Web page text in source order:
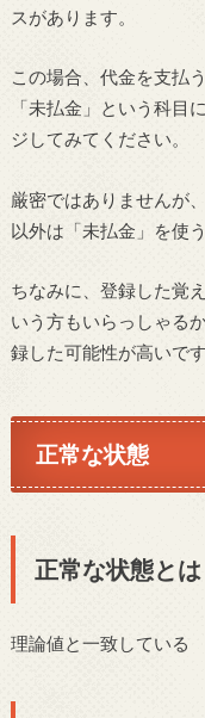
スがあります。
この場合、代金を支払
「未払金」という科目
ジしてみてください。
厳密ではありませんが
以外は「未払金」を使
ちなみに、登録した覚
いう方もいらっしゃる
録した可能性が高いです
正常な状態
正常な状態とは
理論値と一致している